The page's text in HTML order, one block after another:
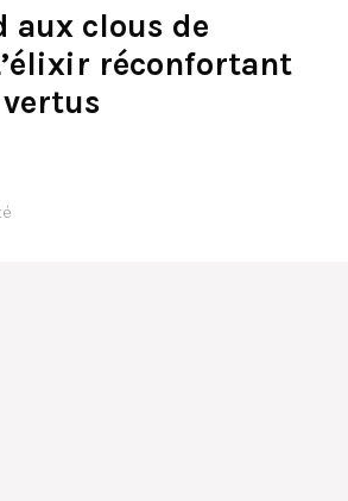
aux clous de
réconfortant